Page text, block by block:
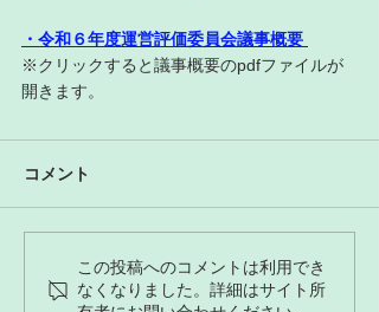
・令和６年度運営評価委員会議事概要
※クリックすると議事概要のpdfファイルが
開きます。
コメント
この投稿へのコメントは利用でき
なくなりました。詳細はサイト所